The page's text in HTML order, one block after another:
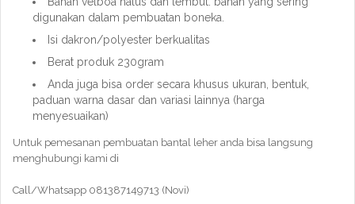
digunakan dalam pembuatan boneka.
Isi dakron/polyester berkualitas
Berat produk 230gram
Anda juga bisa order secara khusus ukuran, bentuk,
paduan warna dasar dan variasi lainnya (harga
menyesuaikan)
Untuk pemesanan pembuatan bantal leher anda bisa langsung
menghubungi kami di
Call/Whatsapp 081387149713 (Novi)